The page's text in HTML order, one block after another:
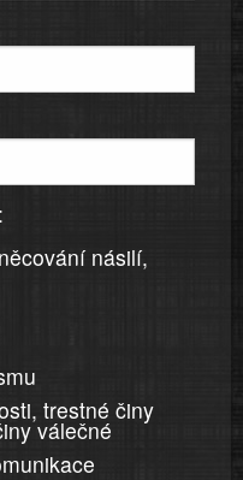
násilí,
trestné činy
válečné